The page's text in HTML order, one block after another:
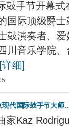
鼓手节开幕
国际顶级爵
鼓演奏者、
川音乐学院
细]
现代国际鼓手节大师
家Kaz